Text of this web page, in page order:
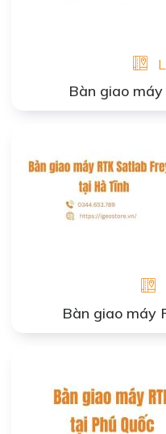
Bàn giao
Bàn giao máy